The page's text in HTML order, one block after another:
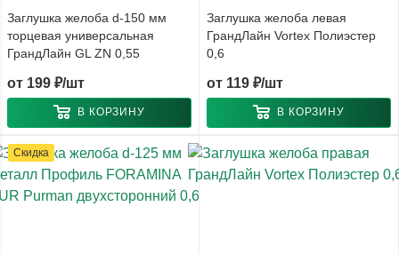
Заглушка желоба d-150 мм
торцевая универсальная
ГрандЛайн GL ZN 0,55
от 199 ₽/шт
В КОРЗИНУ
Заглушка желоба левая
ГрандЛайн Vortex Полиэстер
0,6
от 119 ₽/шт
В КОРЗИНУ
Скидка